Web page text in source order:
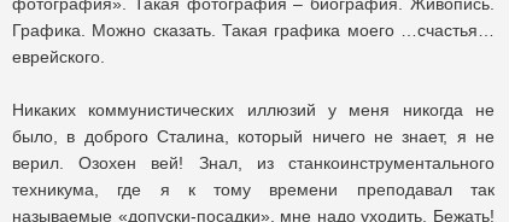
Графика. Можно сказать. Такая графика моего …счастья…
еврейского.
Никаких коммунистических иллюзий у меня никогда не
было, в доброго Сталина, который ничего не знает, я не
верил. Озохен вей! Знал, из станкоинструментального
техникума, где я к тому времени преподавал так
называемые «допуски-посадки», мне надо уходить. Бежать!